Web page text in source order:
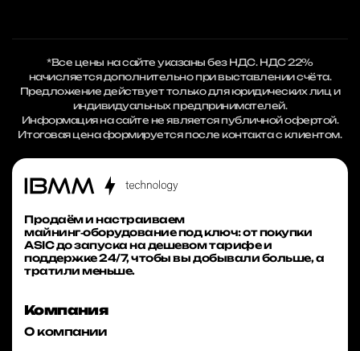
*Все цены на сайте указаны без НДС. НДС 22%
начисляется дополнительно при выставлении счёта.
Предложение действует только для юридических лиц и
индивидуальных предпринимателей.
Информация на сайте не является публичной офертой.
Итоговая цена формируется после контакта с клиентом.
Продаём и настраиваем
майнинг‑оборудование под ключ: от покупки
ASIC до запуска на дешевом тарифе и
поддержке 24/7, чтобы вы добывали больше, а
тратили меньше.
Компания
О компании